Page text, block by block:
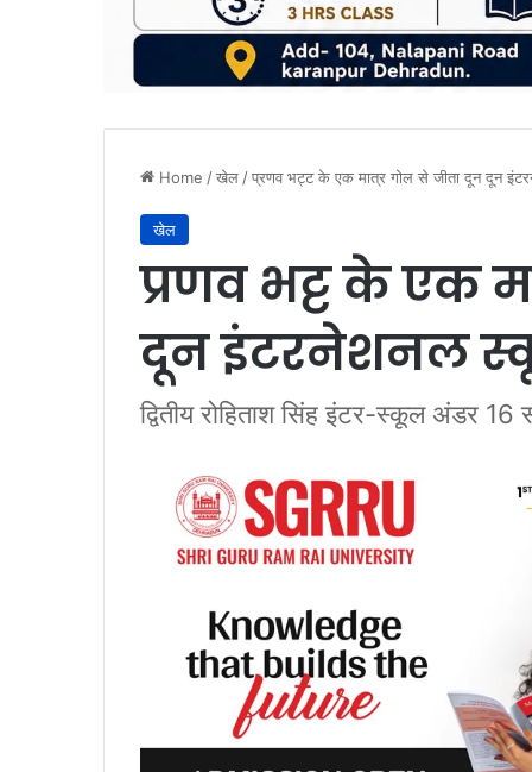
Home /खेल/प्रणव भट्ट के एक मात्र गोल से जीता दून दून
खेल
प्रणव भट्ट के एक
दून इंटरनेशनल
द्वितीय रोहिताश सिंह इंटर-स्कूल अंडर 16